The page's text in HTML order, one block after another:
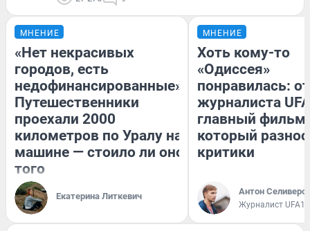
МНЕНИЕ
«Нет некрасивых
городов, есть
недофинансированные».
Путешественники
проехали 2000
километров по Уралу на
машине — стоило ли оно
того
Екатерина Литкевич
МНЕНИЕ
Хоть кому-то
«Одиссея»
понравилась:
журналиста
главный фильм
который
критики
Антон
Журналист